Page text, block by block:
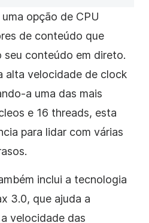
opção de CPU
de conteúdo que
seu conteúdo em direto.
alta velocidade de clock
a uma das mais
e 16 threads, esta
para lidar com várias
inclui a tecnologia
3.0, que ajuda a
velocidade das